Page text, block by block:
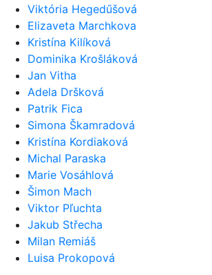
Viktória Hegedűšová
Elizaveta Marchkova
Kristína Kilíková
Dominika Krošláková
Jan Vitha
Adela Dršková
Patrik Fica
Simona Škamradová
Kristína Kordiaková
Michal Paraska
Marie Vosáhlová
Šimon Mach
Viktor Pľuchta
Jakub Střecha
Milan Remiáš
Luisa Prokopová